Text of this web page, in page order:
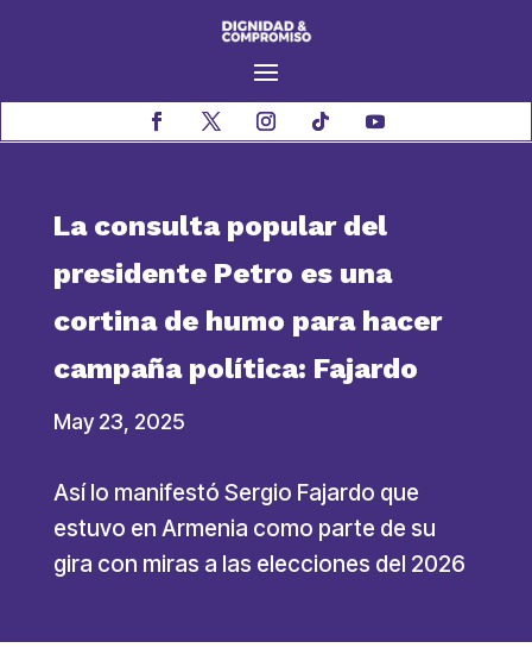
La consulta popular del
presidente Petro es una
cortina de humo para hacer
campaña política: Fajardo
May 23, 2025
Así lo manifestó Sergio Fajardo que
estuvo en Armenia como parte de su
gira con miras a las elecciones del 2026